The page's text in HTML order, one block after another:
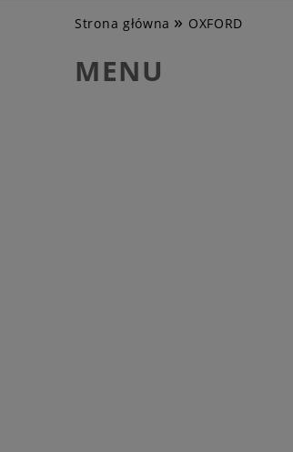
AKCESORIA MOTOCYKLOWE
Strona główna » OXFORD
MENU